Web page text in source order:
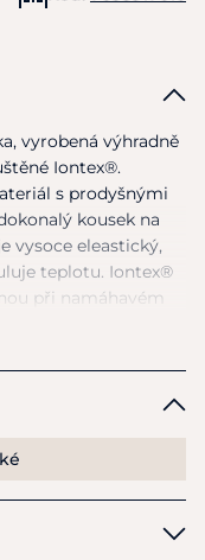
vyrobená výhradně
Iontex®.
s prodyšnými
kousek na
vysoce eleastický,
teplotu. Iontex®
při namáhavém
na